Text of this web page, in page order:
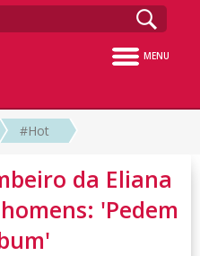
MENU
#Hot
da Eliana
'Pedem